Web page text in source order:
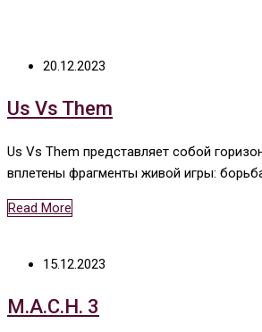
20.12.2023
Us Vs Them
Us Vs Them представляет собой
вплетены фрагменты живой игры:
Read More
15.12.2023
M.A.C.H. 3